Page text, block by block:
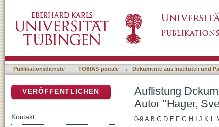
Publikationsdienste → TOBIAS-portale → Dokumente aus Instituten und
Auflistung
Autor "Hager,
0-9 A B C D E F G H J K L
VERÖFFENTLICHEN
Kontakt